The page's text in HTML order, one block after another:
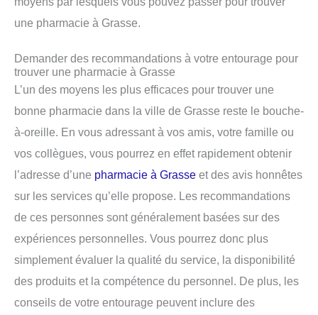
une pharmacie à Grasse.
Demander des recommandations à votre entourage pour
trouver une pharmacie à Grasse
L’un des moyens les plus efficaces pour trouver une
bonne pharmacie dans la ville de Grasse reste le bouche-
à-oreille. En vous adressant à vos amis, votre famille ou
vos collègues, vous pourrez en effet rapidement obtenir
l’adresse d’une pharmacie à Grasse et des avis honnêtes
sur les services qu’elle propose. Les recommandations
de ces personnes sont généralement basées sur des
expériences personnelles. Vous pourrez donc plus
simplement évaluer la qualité du service, la disponibilité
des produits et la compétence du personnel. De plus, les
conseils de votre entourage peuvent inclure des